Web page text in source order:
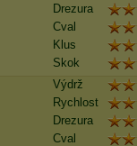
Drezura
Cval
Klus
Skok
Výdrž
Rychlost
Drezura
Cval